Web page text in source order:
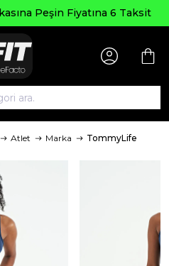
Peşin Fiyatına 6 Taksit
Atlet Marka TommyLife